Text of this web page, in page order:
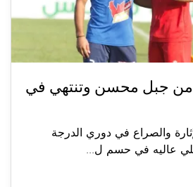
من جبل محسن وتنتهي في
والصراع في دوري الدرجة
عاليه في حسم ل...